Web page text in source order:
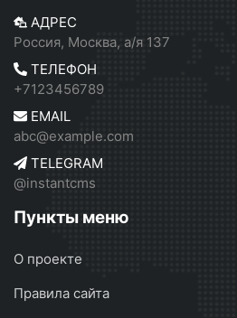
АДРЕС
Россия, Москва, а/я 137
ТЕЛЕФОН
+7123456789
EMAIL
abc@example.com
TELEGRAM
@instantcms
Пункты меню
О проекте
Правила сайта